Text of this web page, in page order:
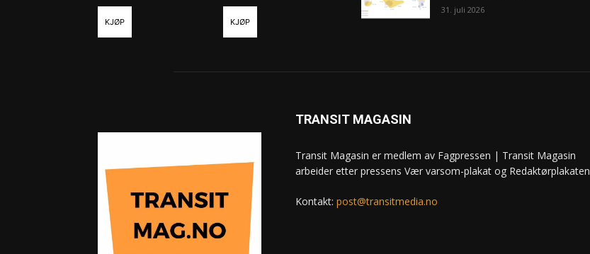
KJØP KJØP
31. juli 2026
TRANSIT MAGASIN
Transit Magasin er medlem av Fagpressen | Transit Magasin
arbeider etter pressens Vær varsom-plakat og Redaktørplakaten
Kontakt: post@transitmedia.no